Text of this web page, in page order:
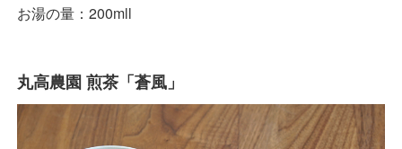
お湯の量：200mll
丸高農園 煎茶「蒼風」